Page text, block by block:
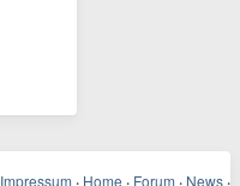
Impressum · Home · Forum · News ·